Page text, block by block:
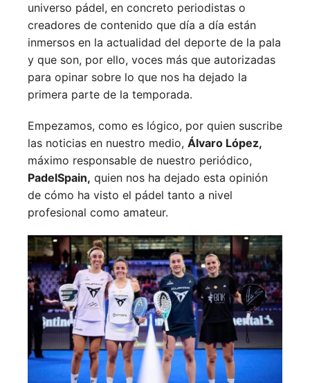
universo pádel, en concreto periodistas o
creadores de contenido que día a día están
inmersos en la actualidad del deporte de la pala
y que son, por ello, voces más que autorizadas
para opinar sobre lo que nos ha dejado la
primera parte de la temporada.
Empezamos, como es lógico, por quien suscribe
las noticias en nuestro medio, Álvaro López,
máximo responsable de nuestro periódico,
PadelSpain, quien nos ha dejado esta opinión
de cómo ha visto el pádel tanto a nivel
profesional como amateur.